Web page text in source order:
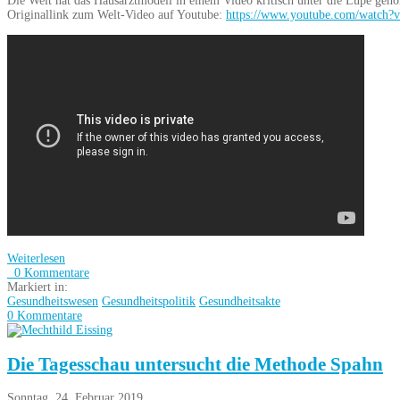
Originallink zum Welt-Video auf Youtube: https://www.youtube.com/
Weiterlesen
0 Kommentare
Markiert in:
Gesundheitswesen Gesundheitspolitik Gesundheitsakte
0 Kommentare
Die Tagesschau untersucht die Methode Spahn